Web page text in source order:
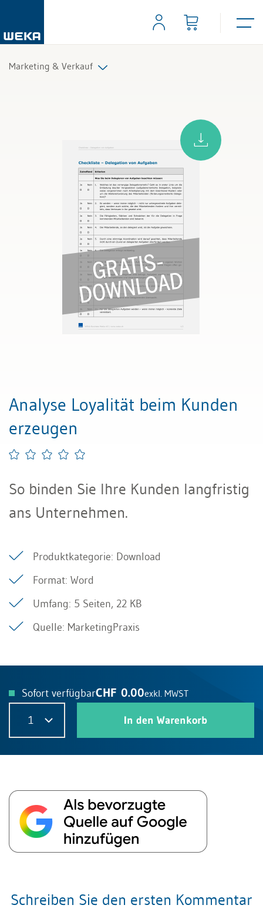
Marketing & Verkauf
Analyse Loyalität beim Kunden
erzeugen
So binden Sie Ihre Kunden langfristig
ans Unternehmen.
Produktkategorie: Download
Format: Word
Umfang: 5 Seiten, 22 KB
Quelle: MarketingPraxis
Sofort verfügbarCHF 0.00exkl. MWST
1 In den Warenkorb
Schreiben Sie den ersten Kommentar